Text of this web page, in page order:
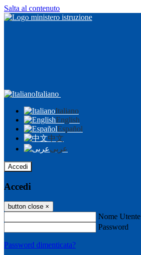
Salta al contenuto
Italiano
Italiano
English
Español
中文
عربى
Accedi
Accedi
button close ×
Nome Utente
Password
Password dimenticata?